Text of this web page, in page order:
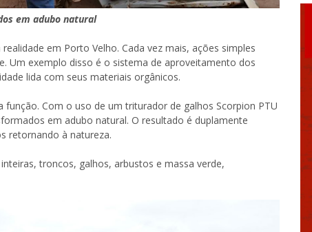
em adubo natural
em Porto Velho. Cada vez mais, ações simples
Um exemplo disso é o sistema de aproveitamento dos
lida com seus materiais orgânicos.
Com o uso de um triturador de galhos Scorpion PTU
em adubo natural. O resultado é duplamente
retornando à natureza.
troncos, galhos, arbustos e massa verde,